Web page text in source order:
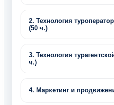
2. Технология
(50 ч.)
3. Технология
ч.)
4. Маркетинг и